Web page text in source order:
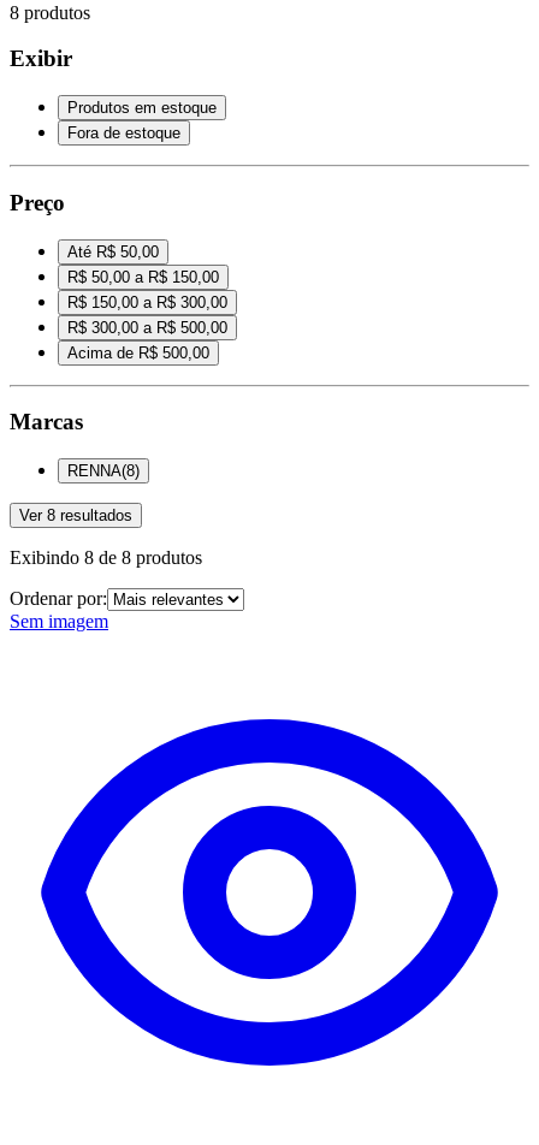
8 produtos
Exibir
Produtos em estoque
Fora de estoque
Preço
Até R$ 50,00
R$ 50,00 a R$ 150,00
R$ 150,00 a R$ 300,00
R$ 300,00 a R$ 500,00
Acima de R$ 500,00
Marcas
RENNA(8)
Ver 8 resultados
Exibindo 8 de 8 produtos
Ordenar por:
Sem imagem